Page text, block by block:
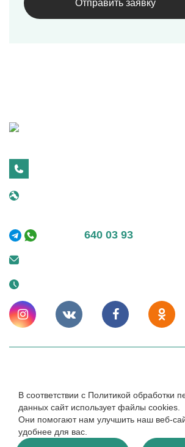
640 03 93
характер и ни при каких условиях не
офертой.
Создание и продвижение -
В соответствии с Политикой обработки
данных сайт использует файлы cookies.
Они помогают нам улучшить наш веб-
удобнее для вас.